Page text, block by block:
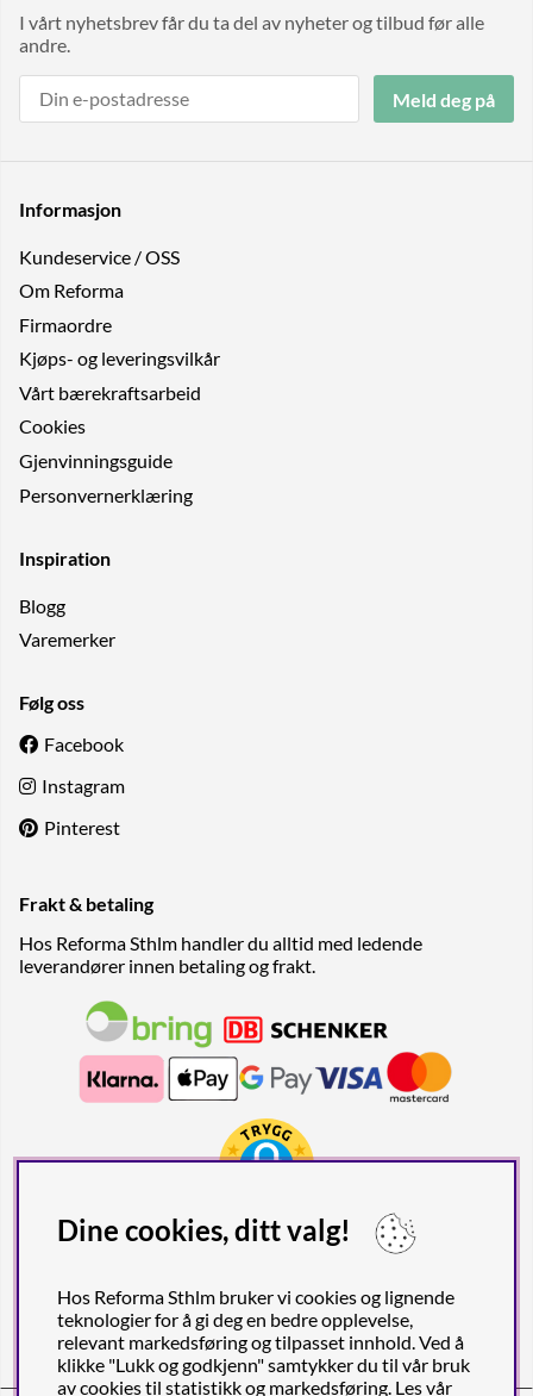
I vårt nyhetsbrev får du ta del av nyheter og tilbud før alle
andre.
Meld deg på
Informasjon
Kundeservice / OSS
Om Reforma
Firmaordre
Kjøps- og leveringsvilkår
Vårt bærekraftsarbeid
Cookies
Gjenvinningsguide
Personvernerklæring
Inspiration
Blogg
Varemerker
Følg oss
Facebook
Instagram
Pinterest
Frakt & betaling
Hos Reforma Sthlm handler du alltid med ledende
leverandører innen betaling og frakt.
Dine cookies, ditt valg!
Hos Reforma Sthlm bruker vi cookies og lignende
teknologier for å gi deg en bedre opplevelse,
relevant markedsføring og tilpasset innhold. Ved å
klikke "Lukk og godkjenn" samtykker du til vår bruk
av cookies til statistikk og markedsføring. Les vår